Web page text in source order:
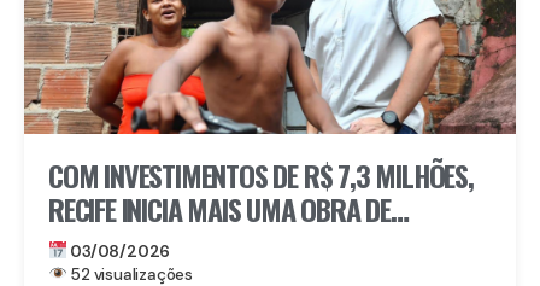
COM INVESTIMENTOS DE R$ 7,3 MILHÕES,
RECIFE INICIA MAIS UMA OBRA DE
CONTENÇÃO DE ENCOSTA EM DOIS UNIDOS
03/08/2026
52 visualizações